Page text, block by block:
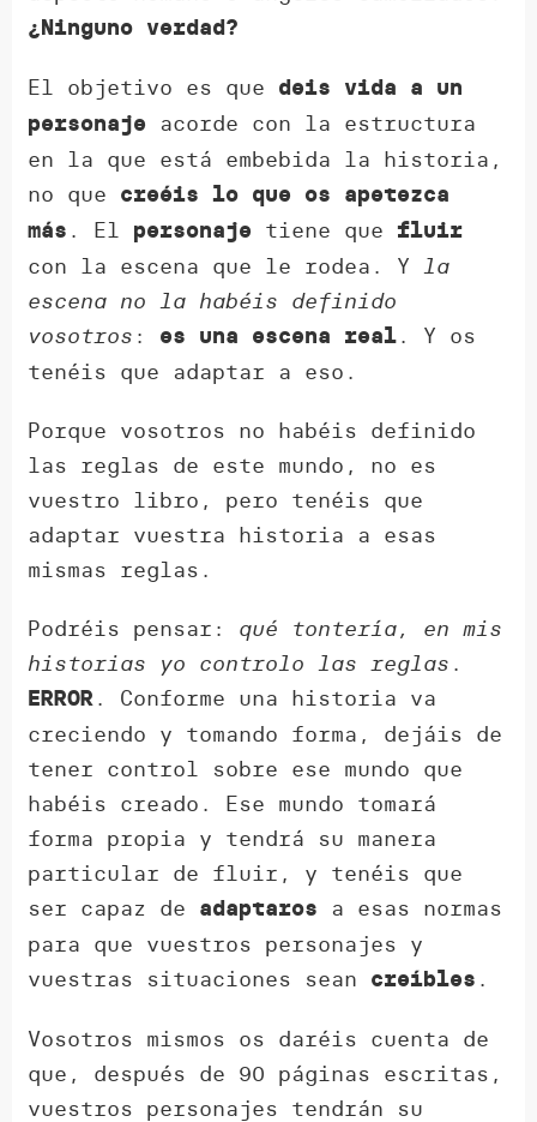
¿Ninguno verdad?
El objetivo es que deis vida a un
personaje acorde con la estructura
en la que está embebida la historia,
no que creéis lo que os apetezca
más . El personaje tiene quefluir
con la escena que le rodea. Yla
escena no la habéis definido
vosotros : es una escena real. Y os
tenéis que adaptar a eso.
Porque vosotros no habéis definido
las reglas de este mundo, no es
vuestro libro, pero tenéis que
adaptar vuestra historia a esas
mismas reglas.
Podréis pensar: qué tontería, en mis
historias yo controlo las reglas .
ERROR. Conforme una historia va
creciendo y tomando forma, dejáis de
tener control sobre ese mundo que
habéis creado. Ese mundo tomará
forma propia y tendrá su manera
particular de fluir, y tenéis que
ser capaz de adaptaros a esas normas
para que vuestros personajes y
vuestras situaciones sean creíbles .
Vosotros mismos os daréis cuenta de
que, después de 90 páginas escritas,
vuestros personajes tendrán su